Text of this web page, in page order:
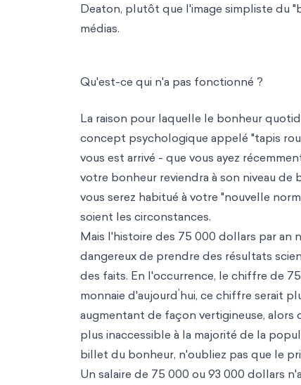
Deaton, plutôt que l'image simpliste du
médias.
Qu'est-ce qui n'a pas fonctionné ?
La raison pour laquelle le bonheur
concept psychologique appelé "tapis
vous est arrivé - que vous ayez
votre bonheur reviendra à son niveau de
vous serez habitué à votre "nouvelle
soient les circonstances.
Mais l'histoire des 75 000 dollars par an
dangereux de prendre des résultats
des faits. En l'occurrence, le chiffre de
monnaie d'aujourd'hui, ce chiffre serait
augmentant de façon vertigineuse, alors
plus inaccessible à la majorité de la
billet du bonheur, n'oubliez pas que le
Un salaire de 75 000 ou 93 000 dollars